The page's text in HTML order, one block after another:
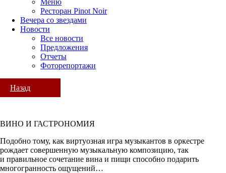
Меню
Ресторан Pinot Noir
Вечера со звездами
Новости
Все новости
Предложения
Отчеты
Фоторепортажи
Назад
ВИНО И ГАСТРОНОМИЯ
Подобно тому, как виртуозная игра музыкантов в оркестре
рождает совершенную музыкальную композицию, так
и правильное сочетание вина и пищи способно подарить
многогранность ощущений…